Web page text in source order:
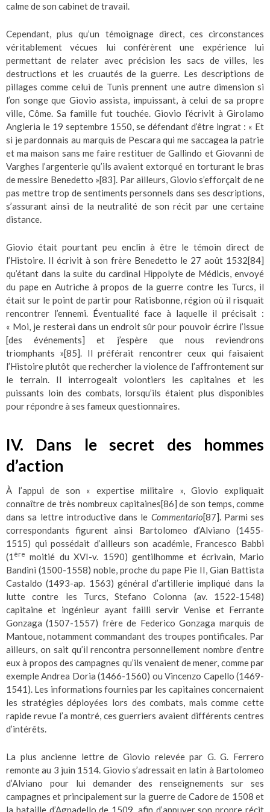
calme de son cabinet de travail.
Cependant, plus qu’un témoignage direct, ces circonstances
véritablement vécues lui conférèrent une expérience lui
permettant de relater avec précision les sacs de villes, les
destructions et les cruautés de la guerre. Les descriptions de
pillages comme celui de Tunis prennent une autre dimension si
l’on songe que Giovio assista, impuissant, à celui de sa propre
ville, Côme. Sa famille fut touchée. Giovio l’écrivit à Girolamo
Angleria le 19 septembre 1550, se défendant d’être ingrat : « Et
si je pardonnais au marquis de Pescara qui me saccagea la patrie
et ma maison sans me faire restituer de Gallindo et Giovanni de
Varghes l’argenterie qu’ils avaient extorqué en torturant le bras
de messire Benedetto »[83]. Par ailleurs, Giovio s’efforçait de ne
pas mettre trop de sentiments personnels dans ses descriptions,
s’assurant ainsi de la neutralité de son récit par une certaine
distance.
Giovio était pourtant peu enclin à être le témoin direct de
l’Histoire. Il écrivit à son frère Benedetto le 27 août 1532[84]
qu’étant dans la suite du cardinal Hippolyte de Médicis, envoyé
du pape en Autriche à propos de la guerre contre les Turcs, il
était sur le point de partir pour Ratisbonne, région où il risquait
rencontrer l’ennemi. Éventualité face à laquelle il précisait :
« Moi, je resterai dans un endroit sûr pour pouvoir écrire l’issue
[des événements] et j’espère que nous reviendrons
triomphants »[85]. Il préférait rencontrer ceux qui faisaient
l’Histoire plutôt que rechercher la violence de l’affrontement sur
le terrain. Il interrogeait volontiers les capitaines et les
puissants loin des combats, lorsqu’ils étaient plus disponibles
pour répondre à ses fameux questionnaires.
IV. Dans le secret des hommes
d’action
À l’appui de son « expertise militaire », Giovio expliquait
connaître de très nombreux capitaines[86] de son temps, comme
dans sa lettre introductive dans le Commentario[87]. Parmi ses
correspondants figurent ainsi Bartolomeo d’Alviano (1455-
1515) qui possédait d’ailleurs son académie, Francesco Babbi
(1 ère
moitié du XVI-v. 1590) gentilhomme et écrivain, Mario
Bandini (1500-1558) noble, proche du pape Pie II, Gian Battista
Castaldo (1493-ap. 1563) général d’artillerie impliqué dans la
lutte contre les Turcs, Stefano Colonna (av. 1522-1548)
capitaine et ingénieur ayant failli servir Venise et Ferrante
Gonzaga (1507-1557) frère de Federico Gonzaga marquis de
Mantoue, notamment commandant des troupes pontificales. Par
ailleurs, on sait qu’il rencontra personnellement nombre d’entre
eux à propos des campagnes qu’ils venaient de mener, comme par
exemple Andrea Doria (1466-1560) ou Vincenzo Capello (1469-
1541). Les informations fournies par les capitaines concernaient
les stratégies déployées lors des combats, mais comme cette
rapide revue l’a montré, ces guerriers avaient différents centres
d’intérêts.
La plus ancienne lettre de Giovio relevée par G. G. Ferrero
remonte au 3 juin 1514. Giovio s’adressait en latin à Bartolomeo
d’Alviano pour lui demander des renseignements sur ses
campagnes et principalement sur la guerre de Cadore de 1508 et
la bataille d’Agnadello de 1509, afin d’appuyer son propre récit